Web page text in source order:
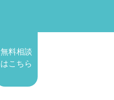
無料相談
はこちら